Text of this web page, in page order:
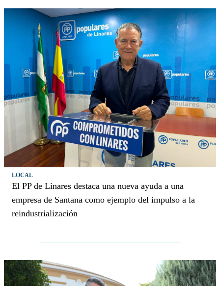
LOCAL
El PP de Linares destaca una nueva ayuda a una
empresa de Santana como ejemplo del impulso a la
reindustrialización